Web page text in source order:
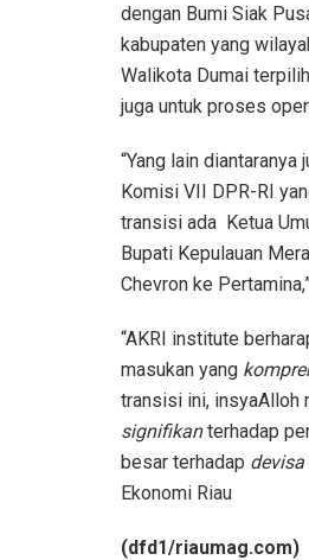
dengan Bumi Siak
kabupaten yang
Walikota Dumai
juga untuk proses
“Yang lain
Komisi VII DPR-RI
transisi ada Ketua
Bupati Kepulauan
Chevron ke
“AKRI institute
masukan yang
transisi ini, insyaAlloh
signifikanterhadap
besar terhadap devisa
Ekonomi Riau
(dfd1/riaumag.com)